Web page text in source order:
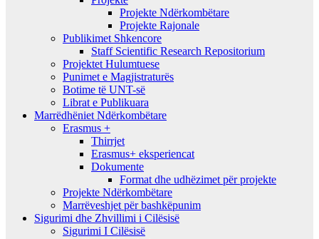
Projekte Ndërkombëtare
Projekte Rajonale
Publikimet Shkencore
Staff Scientific Research Repositorium
Projektet Hulumtuese
Punimet e Magjistraturës
Botime të UNT-së
Librat e Publikuara
Marrëdhëniet Ndërkombëtare
Erasmus +
Thirrjet
Erasmus+ eksperiencat
Dokumente
Format dhe udhëzimet për projekte
Projekte Ndërkombëtare
Marrëveshjet për bashkëpunim
Sigurimi dhe Zhvillimi i Cilësisë
Sigurimi I Cilësisë